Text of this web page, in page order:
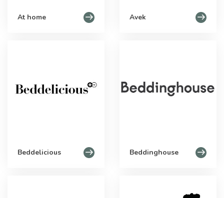
At home Avek
Beddelicious Beddinghouse